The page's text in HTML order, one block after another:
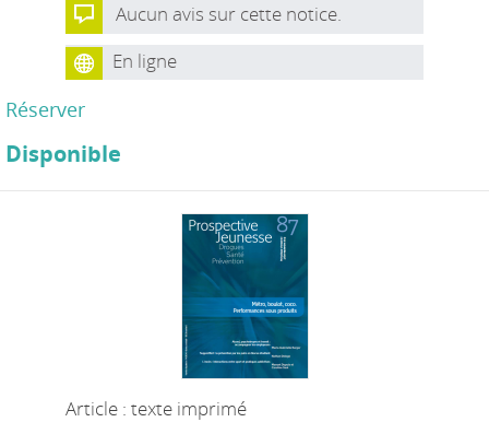
Aucun avis sur cette notice.
En ligne
Réserver
Disponible
Article : texte imprimé